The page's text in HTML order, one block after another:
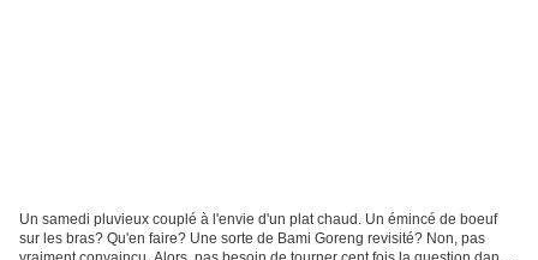
Un samedi pluvieux couplé à l'envie d'un plat chaud. Un émincé de boeuf
sur les bras? Qu'en faire? Une sorte de Bami Goreng revisité? Non, pas